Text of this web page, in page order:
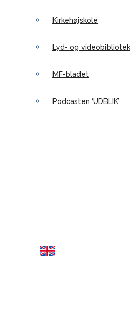
Kirkehøjskole
Lyd- og videobibliotek
MF-bladet
Podcasten ‘UDBLIK’